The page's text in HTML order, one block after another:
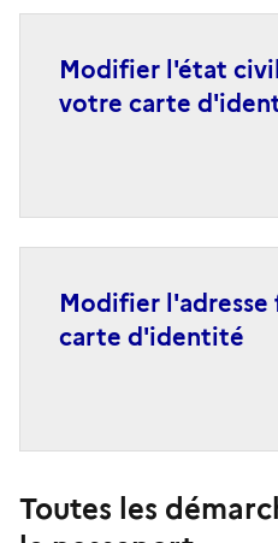
Modifier l'état
votre carte
Modifier
carte d'identité
Toutes les